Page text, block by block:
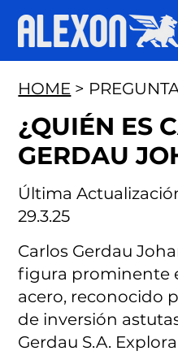
Última
29.3.25
HOME >
¿QUIÉN ES
GERDAU
Carlos Gerdau
figura prominente
acero, reconocido
de inversión
Gerdau S.A.